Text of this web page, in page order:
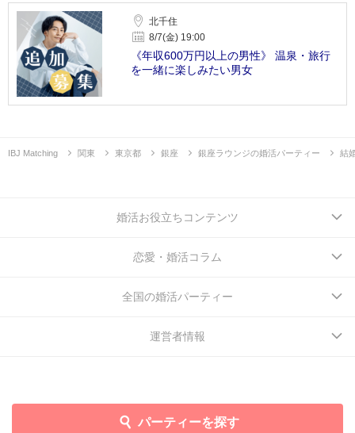
北千住
8/7(金) 19:00
《年収600万円以上の男性》 温泉・旅行
を一緒に楽しみたい男女
IBJ Matching 関東 東京都 銀座 銀座ラウンジの婚活パーティー 結
パーティーを探す
婚活お役立ちコンテンツ
恋愛・婚活コラム
全国の婚活パーティー
運営者情報